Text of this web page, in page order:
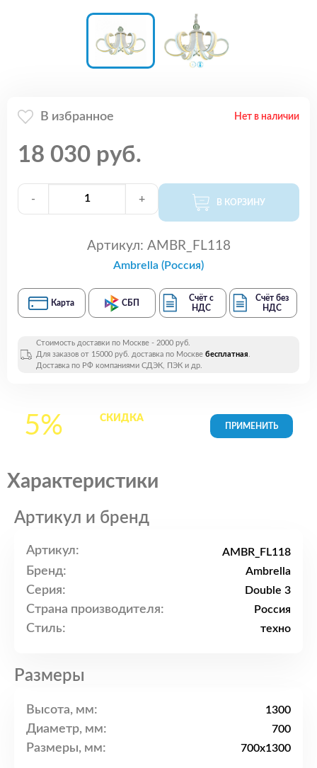
В избранное Нет в наличии
18 030 руб.
- + В КОРЗИНУ
Артикул: AMBR_FL118
Ambrella (Россия)
Карта СБП
Счёт с
НДС
Счёт без
НДС
Стоимость доставки по Москве - 2000 руб.
Для заказов от 15000 руб. доставка по Москве бесплатная.
Доставка по РФ компаниями СДЭК, ПЭК и др.
5% СКИДКАна все
Характеристики
Артикул и бренд
Артикул: AMBR_FL118
Бренд: Ambrella
Серия: Double 3
Страна производителя: Россия
Стиль: техно
Размеры
Высота, мм: 1300
Диаметр, мм: 700
Размеры, мм: 700x1300